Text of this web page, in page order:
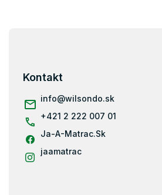
Kontakt
info@wilsondo.sk
+421 2 222 007 01
Ja-A-Matrac.Sk
jaamatrac